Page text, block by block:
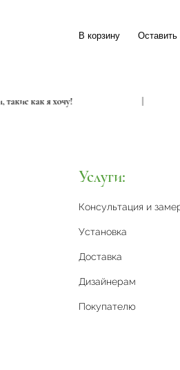
В корзину Оставить
Двери, такие как я хочу!
Услуги:
Консультация и
Установка
Доставка
Дизайнерам
Покупателю